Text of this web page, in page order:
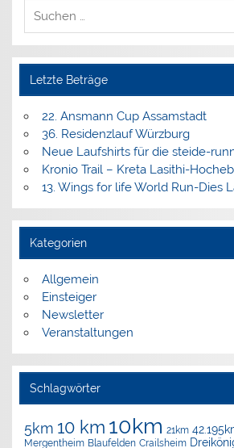
Letzte Beträge
22. Ansmann Cup Assamstadt
36. Residenzlauf Würzburg
Neue Laufshirts für die steide-
Kronio Trail – Kreta Lasithi-
13. Wings for life World Run-Dies
Kategorien
Allgemein
Einsteiger
Newsletter
Veranstaltungen
Schlagwörter
5km 10 km 10km 21km
Mergentheim Blaufelden Crailsheim